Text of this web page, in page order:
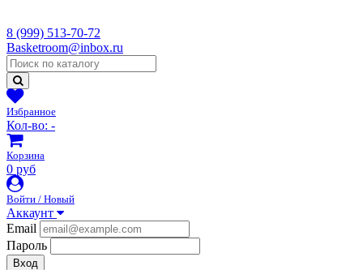
8 (999) 513-70-72
Basketroom@inbox.ru
Избранное
Кол-во: -
Корзина
0 руб
Войти / Новый
Аккаунт
Email
Пароль
Вход